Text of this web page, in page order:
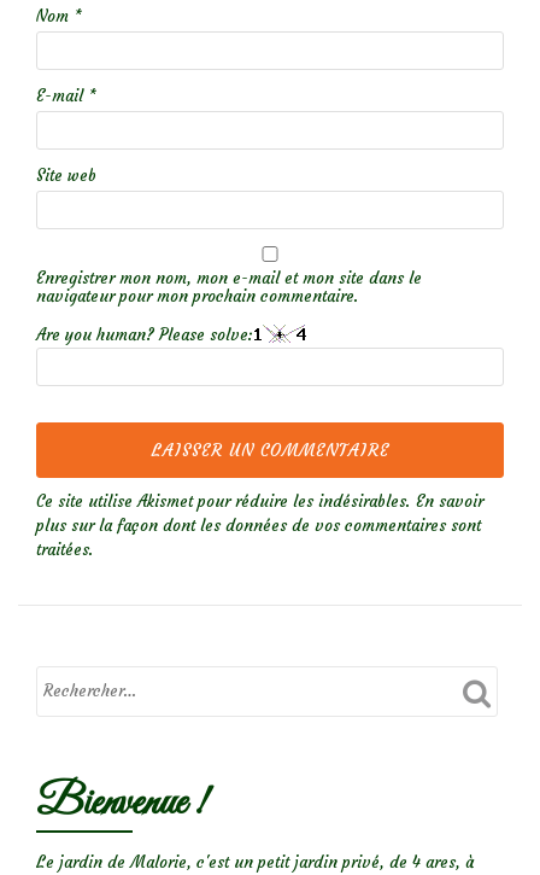
Nom *
E-mail *
Site web
Enregistrer mon nom, mon e-mail et mon site dans le
navigateur pour mon prochain commentaire.
Are you human? Please solve:
Ce site utilise Akismet pour réduire les indésirables. En savoir
plus sur la façon dont les données de vos commentaires sont
traitées.
Bienvenue !
Le jardin de Malorie, c'est un petit jardin privé, de 4 ares, à